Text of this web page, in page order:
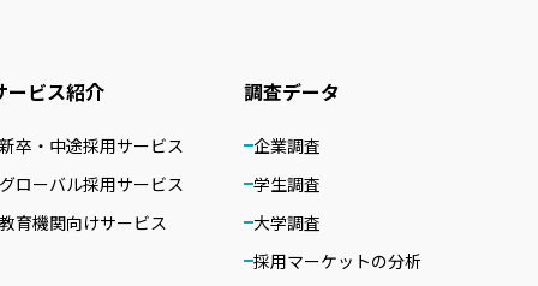
ービス紹介
卒・中途採用サービス
ローバル採用サービス
育機関向けサービス
調査データ
企業調査
学生調査
大学調査
採用マーケットの分析